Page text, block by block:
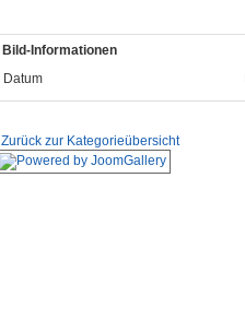
Bild-Informationen
Datum
Zurück zur Kategorieübersicht